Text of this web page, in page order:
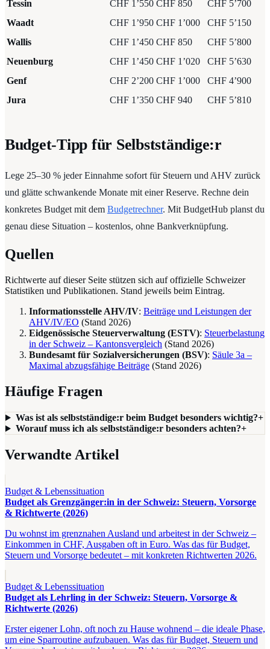
Tessin CHF 1’550 CHF 850
CHF 5’700
Waadt
CHF 1’950 CHF 1’000
CHF 5’150
Wallis
CHF 1’450 CHF 850
CHF 5’800
Neuenburg
CHF 1’450 CHF 1’020
CHF 5’630
Genf
CHF 2’200 CHF 1’000
CHF 4’900
Jura
CHF 1’350 CHF 940 CHF 5’810
Budget-Tipp für Selbstständige:r
Lege 25–30 % jeder Einnahme sofort für Steuern und AHV zurück
und glätte schwankende Monate mit einer Reserve. Rechne dein
konkretes Budget mit dem Budgetrechner. Mit BudgetHub planst du
genau diese Situation – kostenlos, ohne Bankverknüpfung.
Quellen
Richtwerte auf dieser Seite stützen sich auf offizielle Schweizer
Statistiken und Publikationen. Stand jeweils beim Eintrag.
Informationsstelle AHV/IV: Beiträge und Leistungen der
AHV/IV/EO (Stand 2026)
Eidgenössische Steuerverwaltung (ESTV): Steuerbelastung
in der Schweiz – Kantonsvergleich (Stand 2026)
Bundesamt für Sozialversicherungen (BSV): Säule 3a –
Maximal abzugsfähige Beiträge (Stand 2026)
Häufige Fragen
Was ist als selbstständige:r beim Budget besonders wichtig?+
Worauf muss ich als selbstständige:r besonders achten?+
Verwandte Artikel
Budget & Lebenssituation
Budget als Grenzgänger:in in der Schweiz: Steuern, Vorsorge
& Richtwerte (2026)
Du wohnst im grenznahen Ausland und arbeitest in der Schweiz –
Einkommen in CHF, Ausgaben oft in Euro. Was das für Budget,
Steuern und Vorsorge bedeutet – mit konkreten Richtwerten 2026.
Budget & Lebenssituation
Budget als Lehrling in der Schweiz: Steuern, Vorsorge &
Richtwerte (2026)
Erster eigener Lohn, oft noch zu Hause wohnend – die ideale Phase,
um eine Sparroutine aufzubauen. Was das für Budget, Steuern und